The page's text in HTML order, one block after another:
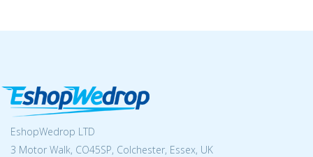
EshopWedrop LTD
3 Motor Walk, CO45SP, Colchester, Essex, UK